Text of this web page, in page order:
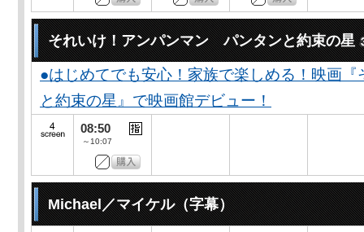
それいけ！アンパンマン パンタンと約束の星
●はじめてでも安心！家族で楽しめる！映画
と約束の星』で映画館デビュー！
08:50
～10:07
Michael／マイケル（字幕）